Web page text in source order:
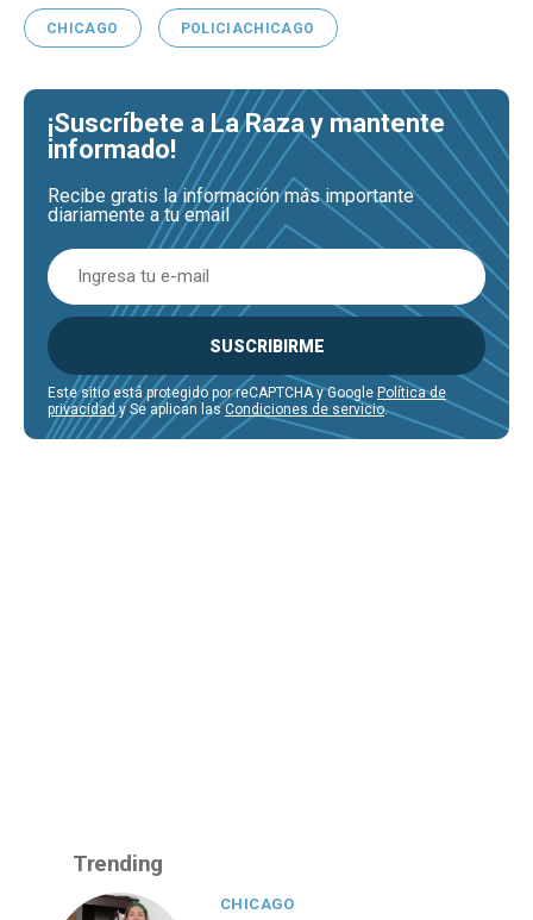
CHICAGO POLICIACHICAGO
¡Suscríbete a La Raza y mantente
informado!
Recibe gratis la información más importante
diariamente a tu email
SUSCRIBIRME
Este sitio está protegido por reCAPTCHA y Google Política de
privacidad y Se aplican lasCondiciones de servicio.
Trending
CHICAGO